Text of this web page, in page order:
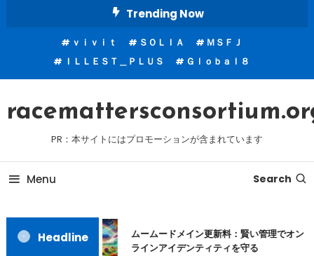
Trending Now
ｖｉｖｉｔ ＳＯＬＩＡ
ＭＳＦＪ
ＩＬＬＥＳＴ＿ＰＬＵＳ
Ｇｌｏｂａｌ８
PR：本サイトにはプロモーションが含まれています
Menu Search
Headline
ムームードメイン更新料：賢い管理でオン
ラインアイデンティティを守る